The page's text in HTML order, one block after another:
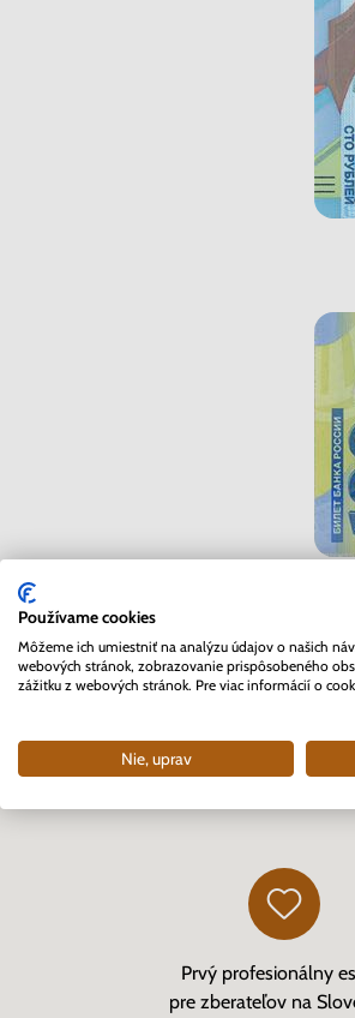
Prvý profesionálny
pre zberateľov na
Používame cookies
Môžeme ich umiestniť na analýzu údajov o našich
webových stránok, zobrazovanie prispôsobeného
zážitku z webových stránok. Pre viac informácií o
Nie, uprav